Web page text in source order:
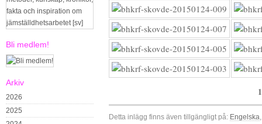
Bli medlem!
Arkiv
2026
2025
1
Detta inlägg finns även tillgängligt på: Engelska